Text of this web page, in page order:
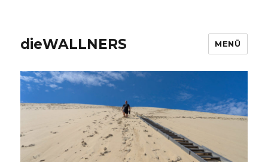
dieWALLNERS MENÜ